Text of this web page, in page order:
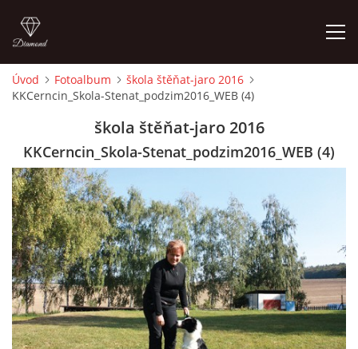
ÚVOD
VÝCVIKOVÝ ROZVRH
CO S SEBOU?
NÁVŠTĚVNÍ ŘÁD
KONTAKTY
CENÍK
Úvod Fotoalbum
škola štěňat-jaro 2016
KKCerncin_Skola-Stenat_podzim2016_WEB (4)
škola štěňat-jaro 2016
KKCerncin_Skola-Stenat_podzim2016_WEB (4)